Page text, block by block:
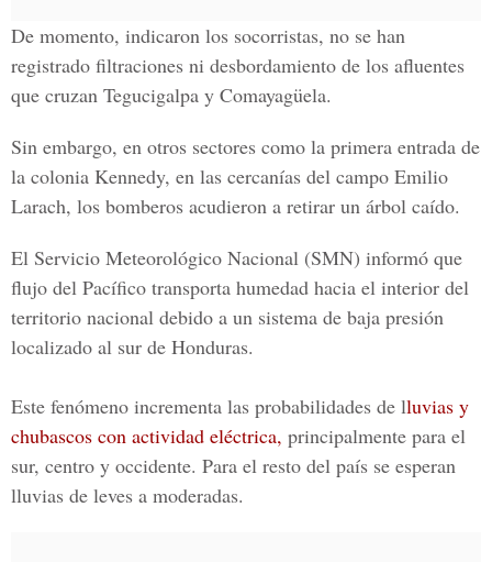
De momento, indicaron los socorristas, no se han
registrado filtraciones ni desbordamiento de los afluentes
que cruzan Tegucigalpa y Comayagüela.
Sin embargo, en otros sectores como la primera entrada de
la colonia Kennedy, en las cercanías del campo Emilio
Larach, los bomberos acudieron a retirar un árbol caído.
El Servicio Meteorológico Nacional (SMN) informó que
flujo del Pacífico transporta humedad hacia el interior del
territorio nacional debido a un sistema de baja presión
localizado al sur de Honduras.
Este fenómeno incrementa las probabilidades de lluvias y
chubascos con actividad eléctrica, principalmente para el
sur, centro y occidente. Para el resto del país se esperan
lluvias de leves a moderadas.